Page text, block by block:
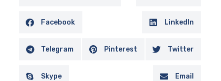
Facebook LinkedIn
Telegram Pinterest Twitter
Skype Email